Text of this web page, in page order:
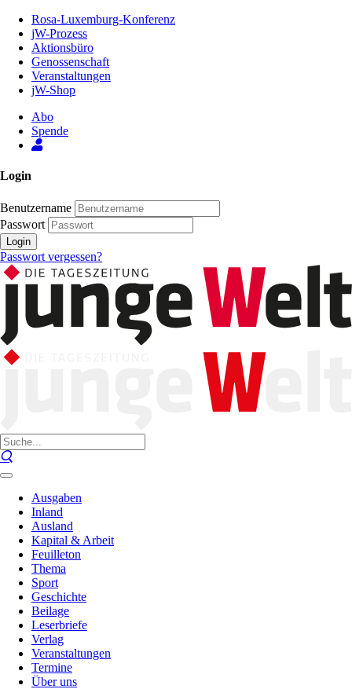
Inhalt
Seite
Rosa-Luxemburg-Konferenz
jW-Prozess
Aktionsbüro
Genossenschaft
Veranstaltungen
jW-Shop
Abo
Spende
Login
Benutzername
Passwort
Login
Passwort vergessen?
Ausgaben
Inland
Ausland
Kapital & Arbeit
Feuilleton
Thema
Sport
Geschichte
Beilage
Leserbriefe
Verlag
Veranstaltungen
Termine
Über uns